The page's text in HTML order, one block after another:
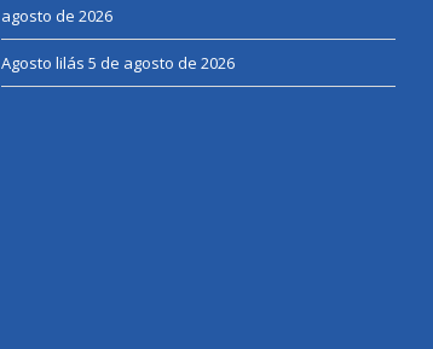
agosto de 2026
Agosto lilás 5 de agosto de 2026